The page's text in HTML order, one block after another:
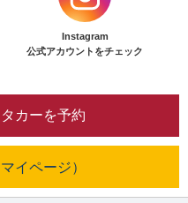
Instagram
公式アカウントをチェック
カーを予約
イページ）